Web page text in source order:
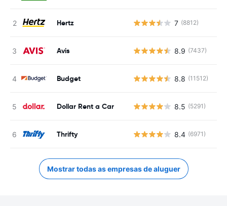
Hertz 7 (8812)
Avis 8.9 (7437)
Budget 8.8 (11512)
Dollar Rent a Car 8.5 (5291)
Thrifty 8.4 (6971)
Mostrar todas as empresas de aluguer